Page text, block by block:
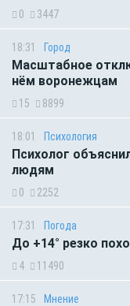
0 3447
18:31 Город
Масштабное
нём воронежцам
15 8899
18:01 Психология
Психолог
людям
0 2252
17:31 Погода
До +14° резко
4 11490
17:15 Мнение